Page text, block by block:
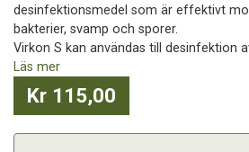
desinfektionsmedel som är effektivt
bakterier, svamp och sporer.
Virkon S kan användas till desinfektion
Läs mer
Kr 115,00